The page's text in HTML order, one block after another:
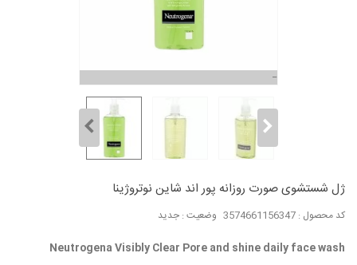
ژل شستشوی صورت روزانه پور اند شاین نوتروژینا
کد محصول : 3574661156347 وضعیت : جدید
Neutrogena Visibly Clear Pore and shine daily face wash